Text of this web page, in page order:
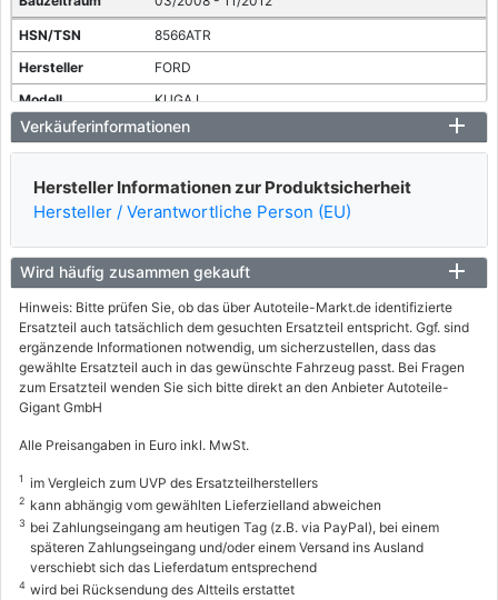
8566ATR
FORD
KUGA I
2.0 TDCi
03/2010 - 11/2012
FORD
2.0 TDCi 4x4
100 / 136
03/2008 - 11/2012
KUGA I
2.0 TDCi 4x4
103 / 140
03/2010 - 11/2012
Verkäuferinformationen
Hersteller Informationen zur Produktsicherheit
Hersteller / Verantwortliche Person (EU)
Wird häufig zusammen gekauft
Hinweis: Bitte prüfen Sie, ob das über Autoteile-Markt.de identifizierte
Ersatzteil auch tatsächlich dem gesuchten Ersatzteil entspricht. Ggf. sind
ergänzende Informationen notwendig, um sicherzustellen, dass das
gewählte Ersatzteil auch in das gewünschte Fahrzeug passt. Bei Fragen
zum Ersatzteil wenden Sie sich bitte direkt an den Anbieter Autoteile-
Gigant GmbH
Alle Preisangaben in Euro inkl. MwSt.
1 im Vergleich zum UVP des Ersatzteilherstellers
2 kann abhängig vom gewählten Lieferzielland abweichen
3 bei Zahlungseingang am heutigen Tag (z.B. via PayPal), bei einem
späteren Zahlungseingang und/oder einem Versand ins Ausland
verschiebt sich das Lieferdatum entsprechend
4 wird bei Rücksendung des Altteils erstattet